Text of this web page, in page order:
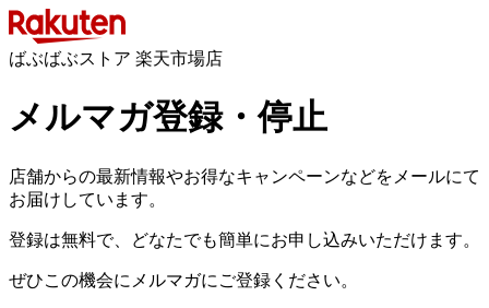
ばぶばぶストア 楽天市場店
メルマガ登録・停止
店舗からの最新情報やお得なキャンペーンなどをメールにて
お届けしています。
登録は無料で、どなたでも簡単にお申し込みいただけます。
ぜひこの機会にメルマガにご登録ください。